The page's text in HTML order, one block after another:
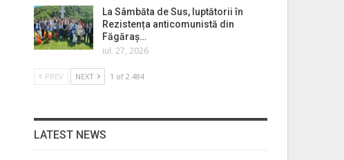
La Sâmbăta de Sus, luptătorii în
Rezistența anticomunistă din
Făgăraș…
iul. 27, 2026
PREV NEXT 1 of 2.484
LATEST NEWS